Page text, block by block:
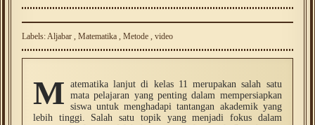
Labels:Aljabar , Matematika , Metode , video
M atematika lanjut di kelas 11 merupakan salah satu
mata pelajaran yang penting dalam mempersiapkan
siswa untuk menghadapi tantangan akademik yang
lebih tinggi. Salah satu topik yang menjadi fokus dalam